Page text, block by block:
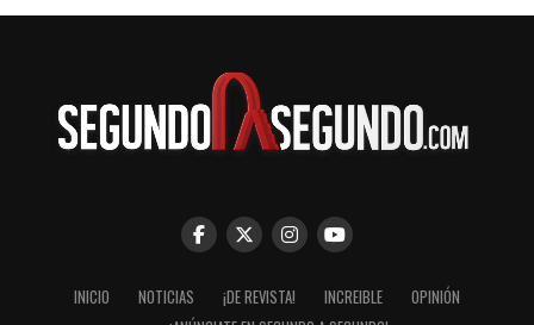
INICIO NOTICIAS ¡DE REVISTA! INCREIBLE
OPINIÓN